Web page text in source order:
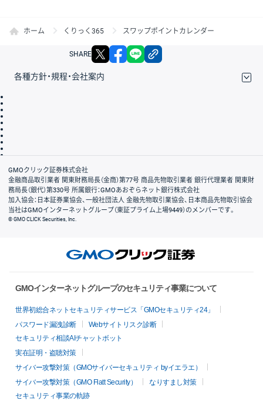
ホーム くりっく365 スワップポイントカレンダー
SHARE X facebook
各種方針・規程・会社案内
会社案内
GMOクリック証券株式会社
金融商品取引業者 関東財務局長（金商）第77号 商品先物取引業者 銀行代理業者 関東財
務局長（銀代）第330号 所属銀行：GMOあおぞらネット銀行株式会社
加入協会：日本証券業協会、一般社団法人 金融先物取引業協会、日本商品先物取引協会
当社はGMOインターネットグループ（東証プライム上場9449）のメンバーです。
© GMO CLICK Securities, Inc.
GMOインターネットグループのセキュリティ事業について
世界初総合ネットセキュリティサービス「GMOセキュリティ24」
パスワード漏洩診断
Webサイトリスク診断
セキュリティ相談AIチャットボット
実在証明・盗聴対策
サイバー攻撃対策（GMOサイバーセキュリティ byイエラエ）
サイバー攻撃対策（GMO Flatt Security）
なりすまし対策
セキュリティ事業の軌跡